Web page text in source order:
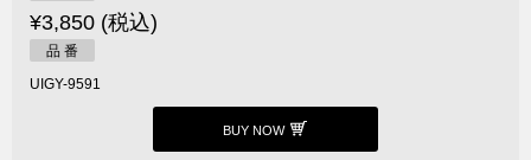
¥3,850 (税込)
品 番
UIGY-9591
BUY NOW